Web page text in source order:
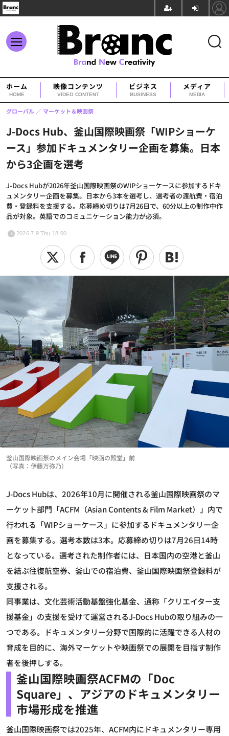
ホーム
HOME
映像コンテンツ
VIDEO CONTENT
ビジネス
BUSINESS
メディア
MEDIA
J-Docs Hub、釜山国際映画祭「WIPショーケ
ース」参加ドキュメンタリー企画を募集。日本
から3企画を選考
J-Docs Hubが2026年釜山国際映画祭のWIPショーケースに参加するドキ
ュメンタリー企画を募集。日本から3本を選考し、選考者の渡航費・宿泊
費・登録料を支援する。応募締め切りは7月26日で、60分以上の制作中作
品が対象。英語でのコミュニケーション能力が必須。
グローバル マーケット＆映画祭
2026.7.9 Thu 18:00
（写真：伊藤万弥乃）
釜山国際映画祭のメイン会場「映画の殿堂」前
J-Docs Hubは、2026年10月に開催される釜山国際映画祭のマ
ーケット部門「ACFM（Asian Contents & Film Market）」内で
行われる「WIPショーケース」に参加するドキュメンタリー企
画を募集する。選考本数は3本。応募締め切りは7月26日14時
となっている。選考された制作者には、日本国内の空港と釜山
を結ぶ往復航空券、釜山での宿泊費、釜山国際映画祭登録料が
支援される。
同事業は、文化芸術活動基盤強化基金、通称「クリエイター支
援基金」の支援を受けて運営されるJ-Docs Hubの取り組みの一
つである。ドキュメンタリー分野で国際的に活躍できる人材の
育成を目的に、海外マーケットや映画祭での展開を目指す制作
者を後押しする。
釜山国際映画祭ACFMの「Doc
Square」、アジアのドキュメンタリー
市場形成を推進
釜山国際映画祭では2025年、ACFM内にドキュメンタリー専用